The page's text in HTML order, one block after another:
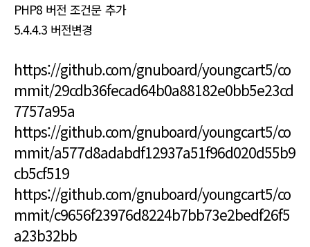
PHP8 버전 조건문 추가
5.4.4.3 버전변경
https://github.com/gnuboard/youngcart5/co
mmit/29cdb36fecad64b0a88182e0bb5e23cd
7757a95a
https://github.com/gnuboard/youngcart5/co
mmit/a577d8adabdf12937a51f96d020d55b9
cb5cf519
https://github.com/gnuboard/youngcart5/co
mmit/c9656f23976d8224b7bb73e2bedf26f5
a23b32bb